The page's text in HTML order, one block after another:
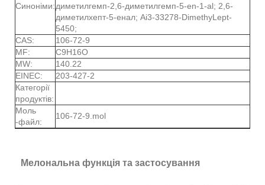
Синоніми:диметилгемп-2,6-диметилгемп-5-en-1-al; 2,6-
диметилхепт-5-енал; Ai3-33278-DimethyLept-
5450;
CAS:
106-72-9
MF:
C9H16O
MW:
140.22
EINEC:
203-427-2
Категорії
продуктів:
Моль
-файл:
106-72-9.mol
Мелональна функція та застосування